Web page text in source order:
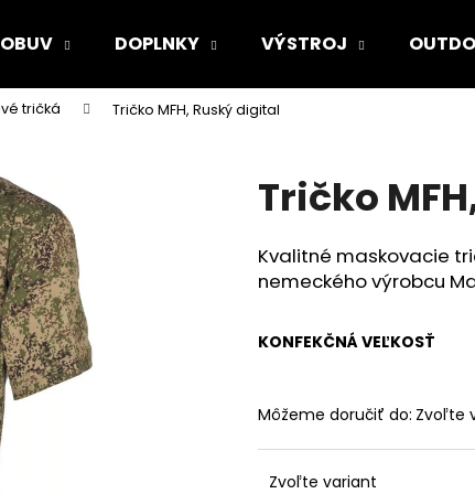
OBUV DOPLNKY VÝSTROJ
tričká Tričko MFH, Ruský digital
Tričko
Kvalitné maskovacie
nemeckého výrobcu
KONFEKČNÁ VEĽKOSŤ
Môžeme doručiť do: Zvoľte
Zvoľte variant
Čo potrebujete nájsť?
HĽADAŤ
Odporúčame